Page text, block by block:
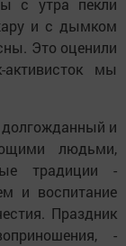
с утра пекли
и с дымком
Это оценили
мы
и
людьми,
традиции -
и воспитание
Праздник
-